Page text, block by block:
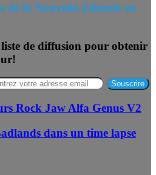
de la Nouvelle-Zélande en
de diffusion pour obtenir
Rock Jaw Alfa Genus V2
dans un time lapse